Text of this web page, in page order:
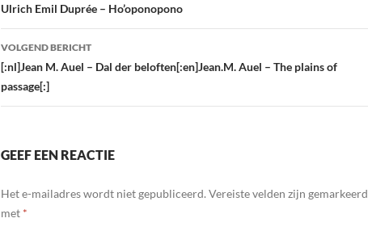
navigatie
Ulrich Emil Duprée – Ho’oponopono
VOLGEND BERICHT
[:nl]Jean M. Auel – Dal der beloften[:en]Jean.M. Auel – The plains of
passage[:]
GEEF EEN REACTIE
Het e-mailadres wordt niet gepubliceerd. Vereiste velden zijn gemarkeerd
met *